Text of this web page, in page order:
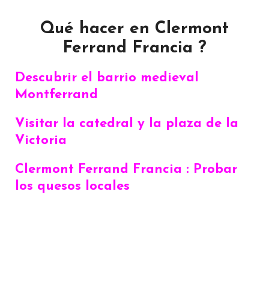
Qué hacer en Clermont
Ferrand Francia ?
Descubrir el barrio medieval
Montferrand
Visitar la catedral y la plaza de la
Victoria
Clermont Ferrand Francia : Probar
los quesos locales